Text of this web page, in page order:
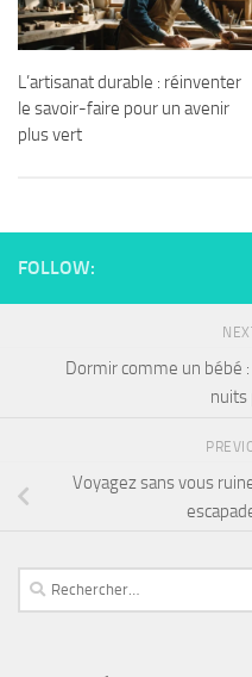
L’artisanat durable : réinventer
le savoir-faire pour un avenir
plus vert
FOLLOW:
Dormir comme un bébé
nuits
Voyagez sans vous